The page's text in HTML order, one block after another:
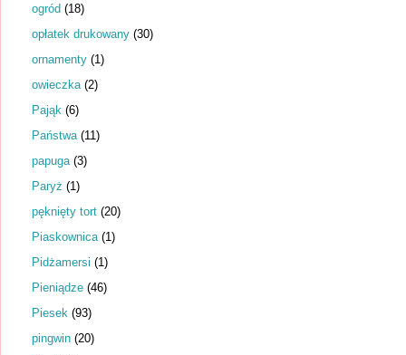
ogród (18)
opłatek drukowany (30)
ornamenty (1)
owieczka (2)
Pająk (6)
Państwa (11)
papuga (3)
Paryż (1)
pęknięty tort (20)
Piaskownica (1)
Pidżamersi (1)
Pieniądze (46)
Piesek (93)
pingwin (20)